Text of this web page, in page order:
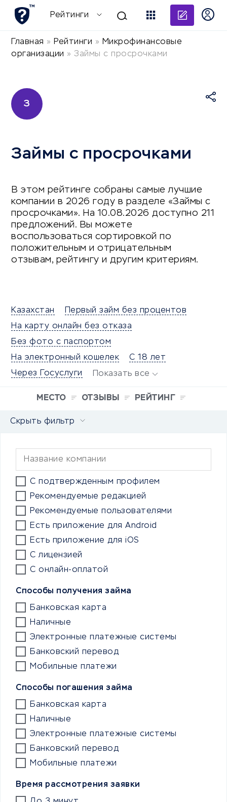
Рейтинги
Главная » Рейтинги » Микрофинансовые
организации » Займы с просрочками
З
Займы с просрочками
В этом рейтинге собраны самые лучшие
компании в 2026 году в разделе «Займы с
просрочками». На 10.08.2026 доступно 211
предложений. Вы можете
воспользоваться сортировкой по
положительным и отрицательным
отзывам, рейтингу и другим критериям.
Казахстан
Первый займ без процентов
На карту онлайн без отказа
Без фото с паспортом
На электронный кошелек
С 18 лет
Через Госуслуги
Показать все
МЕСТО ОТЗЫВЫ РЕЙТИНГ
Скрыть фильтр
С подтвержденным профилем
Рекомендуемые редакцией
Рекомендуемые пользователями
Есть приложение для Android
Есть приложение для iOS
С лицензией
С онлайн-оплатой
Способы получения займа
Банковская карта
Наличные
Электронные платежные системы
Банковский перевод
Мобильные платежи
Способы погашения займа
Банковская карта
Наличные
Электронные платежные системы
Банковский перевод
Мобильные платежи
Время рассмотрения заявки